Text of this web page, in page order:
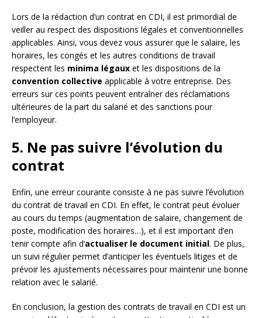
Lors de la rédaction d’un contrat en CDI, il est primordial de
veiller au respect des dispositions légales et conventionnelles
applicables. Ainsi, vous devez vous assurer que le salaire, les
horaires, les congés et les autres conditions de travail
respectent les minima légaux et les dispositions de la
convention collective applicable à votre entreprise. Des
erreurs sur ces points peuvent entraîner des réclamations
ultérieures de la part du salarié et des sanctions pour
l’employeur.
5. Ne pas suivre l’évolution du
contrat
Enfin, une erreur courante consiste à ne pas suivre l’évolution
du contrat de travail en CDI. En effet, le contrat peut évoluer
au cours du temps (augmentation de salaire, changement de
poste, modification des horaires…), et il est important d’en
tenir compte afin d’actualiser le document initial. De plus,
un suivi régulier permet d’anticiper les éventuels litiges et de
prévoir les ajustements nécessaires pour maintenir une bonne
relation avec le salarié.
En conclusion, la gestion des contrats de travail en CDI est un